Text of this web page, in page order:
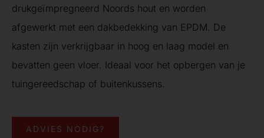
drukgeïmpregneerd Noords hout en worden
afgewerkt met een dakbedekking van EPDM. De
kasten zijn verkrijgbaar in hoog en laag model en
bevatten geen vloer. Ideaal voor het opbergen van je
tuingereedschap of buitenkussens.
ADVIES NODIG?